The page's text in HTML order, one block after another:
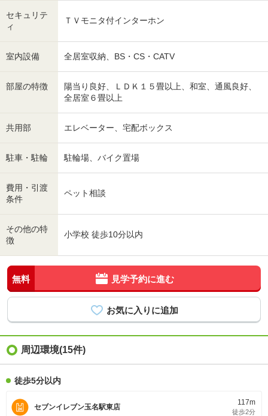
セキュリテ
ィ
ＴＶモニタ付インターホン
室内設備 全居室収納、BS・CS・CATV
部屋の特徴
陽当り良好、ＬＤＫ１５畳以上、和室、通風良好、
全居室６畳以上
共用部 エレベーター、宅配ボックス
駐車・駐輪 駐輪場、バイク置場
費用・引渡
条件
ペット相談
その他の特
徴
小学校 徒歩10分以内
無料 見学予約に進む
周辺環境(15件)
徒歩5分以内
セブンイレブン玉名駅東店
117m
徒歩2分